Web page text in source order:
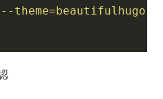
--theme=beautifulhugo